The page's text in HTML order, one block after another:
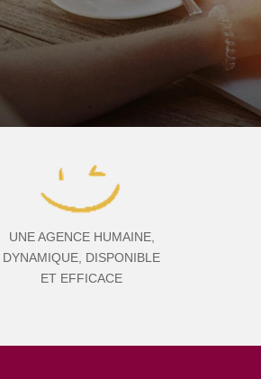
UNE AGENCE HUMAINE,
DYNAMIQUE, DISPONIBLE
ET EFFICACE